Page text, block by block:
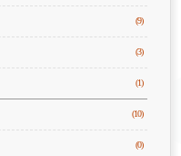
(9)
(3)
(1)
(10)
(0)